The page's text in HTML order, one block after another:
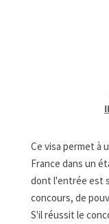
Ce visa permet à
France dans un
dont l'entrée est
concours, de
S'il réussit le